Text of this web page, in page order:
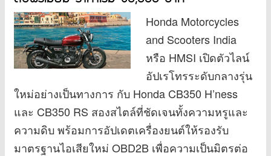
Honda Motorcycles
and Scooters India
หรือ HMSI เปิดตัวไลน์
อัปเรโทรระดับกลางรุ่น
ใหม่อย่างเป็นทางการ กับ Honda CB350 H’ness
และ CB350 RS สองสไตล์ที่ชัดเจนทั้งความหรูและ
ความดิบ พร้อมการอัปเดตเครื่องยนต์ให้รองรับ
มาตรฐานไอเสียใหม่ OBD2B เพื่อความเป็นมิตรต่อ